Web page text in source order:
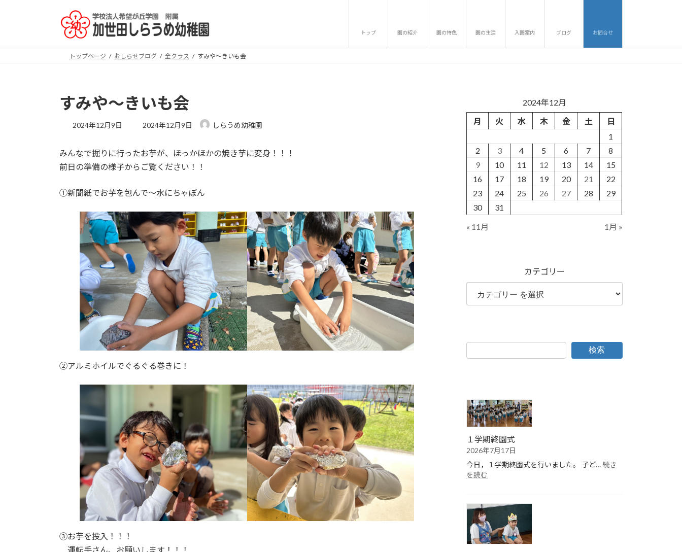
トップ 園の紹介 園の特色 園の生活 入園案内 ブログ お問合せ
トップページ おしらせブログ 全クラス すみや～きいも会
すみや～きいも会
2024年12月9日
最
新
日
2024年12月9日 しらうめ幼稚園
みんなで掘りに行ったお芋が、ほっかほかの焼き芋に変身！！！
前日の準備の様子からご覧ください！！
①新聞紙でお芋を包んで～水にちゃぽん
②アルミホイルでぐるぐる巻きに！
③お芋を投入！！！
運転手さん、お願いします！！！
2024年12月
月
火 水 木 金 土
日
1
2
3 4 5 6 7
8
9
10 11 12 13 14
15
16
17 18 19 20 21
22
23
24 25 26 27 28
29
30
31
« 11月 1月 »
カテゴリー
検索
１学期終園式
2026年7月17日
今日，１学期終園式を行いました。 子ど…続き
を読む
期
園
式